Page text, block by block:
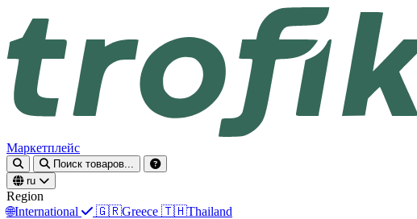
Маркетплейс
Поиск товаров...
ru
Region
🌐International 🇬🇷Greece 🇹🇭Thailand